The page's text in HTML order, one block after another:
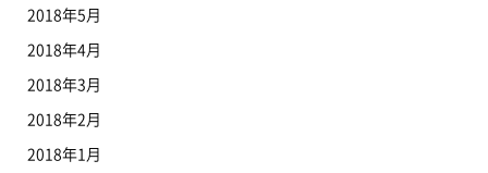
2018年5月
2018年4月
2018年3月
2018年2月
2018年1月